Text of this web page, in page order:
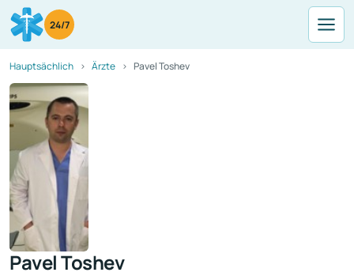
24/7
Hauptsächlich Ärzte Pavel Toshev
Pavel Toshev